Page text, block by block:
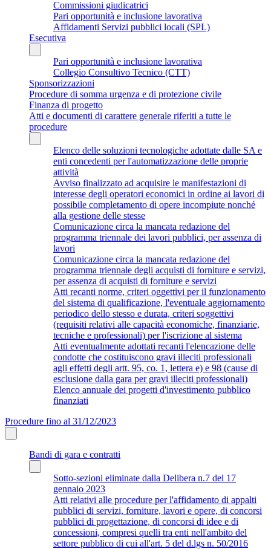
Commissioni giudicatrici
Pari opportunità e inclusione lavorativa
Affidamenti Servizi pubblici locali (SPL)
Esecutiva
Pari opportunità e inclusione lavorativa
Collegio Consultivo Tecnico (CTT)
Sponsorizzazioni
Procedure di somma urgenza e di protezione civile
Finanza di progetto
Atti e documenti di carattere generale riferiti a tutte le
procedure
Elenco delle soluzioni tecnologiche adottate dalle SA e
enti concedenti per l'automatizzazione delle proprie
attività
Avviso finalizzato ad acquisire le manifestazioni di
interesse degli operatori economici in ordine ai lavori di
possibile completamento di opere incompiute nonché
alla gestione delle stesse
Comunicazione circa la mancata redazione del
programma triennale dei lavori pubblici, per assenza di
lavori
Comunicazione circa la mancata redazione del
programma triennale degli acquisti di forniture e servizi,
per assenza di acquisti di forniture e servizi
Atti recanti norme, criteri oggettivi per il funzionamento
del sistema di qualificazione, l'eventuale aggiornamento
periodico dello stesso e durata, criteri soggettivi
(requisiti relativi alle capacità economiche, finanziarie,
tecniche e professionali) per l'iscrizione al sistema
Atti eventualmente adottati recanti l'elencazione delle
condotte che costituiscono gravi illeciti professionali
agli effetti degli artt. 95, co. 1, lettera e) e 98 (cause di
esclusione dalla gara per gravi illeciti professionali)
Elenco annuale dei progetti d'investimento pubblico
finanziati
Procedure fino al 31/12/2023
Bandi di gara e contratti
Sotto-sezioni eliminate dalla Delibera n.7 del 17
gennaio 2023
Atti relativi alle procedure per l'affidamento di appalti
pubblici di servizi, forniture, lavori e opere, di concorsi
pubblici di progettazione, di concorsi di idee e di
concessioni, compresi quelli tra enti nell'ambito del
settore pubblico di cui all'art. 5 del d.lgs n. 50/2016